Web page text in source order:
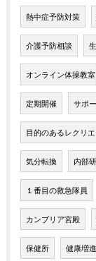
熱中症予防対策
介護予防相談
オンライン体操教室
定期開催 サポ
目的のあるレクリ
気分転換 内部
１番目の救急隊員
カンブリア宮殿
保健所 健康増